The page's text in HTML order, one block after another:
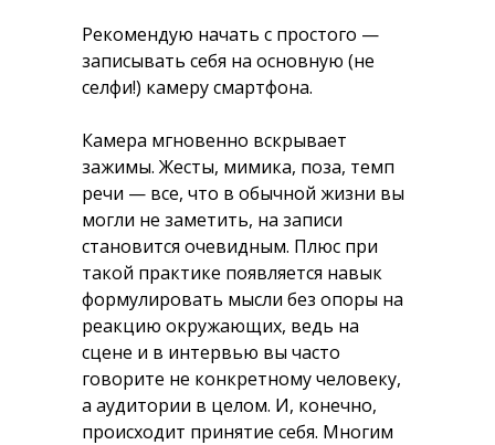
Рекомендую начать с простого —
записывать себя на основную (не
селфи!) камеру смартфона.
Камера мгновенно вскрывает
зажимы. Жесты, мимика, поза, темп
речи — все, что в обычной жизни вы
могли не заметить, на записи
становится очевидным. Плюс при
такой практике появляется навык
формулировать мысли без опоры на
реакцию окружающих, ведь на
сцене и в интервью вы часто
говорите не конкретному человеку,
а аудитории в целом. И, конечно,
происходит принятие себя. Многим